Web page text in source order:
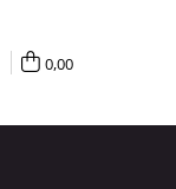
0,00